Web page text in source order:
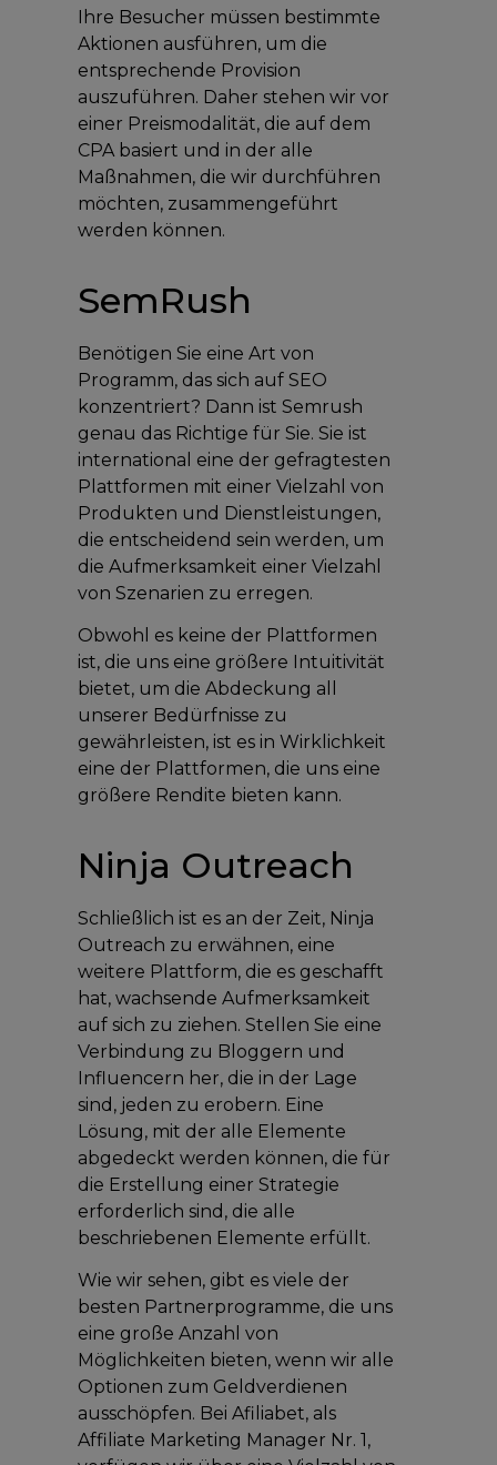
Ihre Besucher müssen bestimmte
Aktionen ausführen, um die
entsprechende Provision
auszuführen. Daher stehen wir vor
einer Preismodalität, die auf dem
CPA basiert und in der alle
Maßnahmen, die wir durchführen
möchten, zusammengeführt
werden können.
SemRush
Benötigen Sie eine Art von
Programm, das sich auf SEO
konzentriert? Dann ist Semrush
genau das Richtige für Sie. Sie ist
international eine der gefragtesten
Plattformen mit einer Vielzahl von
Produkten und Dienstleistungen,
die entscheidend sein werden, um
die Aufmerksamkeit einer Vielzahl
von Szenarien zu erregen.
Obwohl es keine der Plattformen
ist, die uns eine größere Intuitivität
bietet, um die Abdeckung all
unserer Bedürfnisse zu
gewährleisten, ist es in Wirklichkeit
eine der Plattformen, die uns eine
größere Rendite bieten kann.
Ninja Outreach
Schließlich ist es an der Zeit, Ninja
Outreach zu erwähnen, eine
weitere Plattform, die es geschafft
hat, wachsende Aufmerksamkeit
auf sich zu ziehen. Stellen Sie eine
Verbindung zu Bloggern und
Influencern her, die in der Lage
sind, jeden zu erobern. Eine
Lösung, mit der alle Elemente
abgedeckt werden können, die für
die Erstellung einer Strategie
erforderlich sind, die alle
beschriebenen Elemente erfüllt.
Wie wir sehen, gibt es viele der
besten Partnerprogramme, die uns
eine große Anzahl von
Möglichkeiten bieten, wenn wir alle
Optionen zum Geldverdienen
ausschöpfen. Bei Afiliabet, als
Affiliate Marketing Manager Nr. 1,